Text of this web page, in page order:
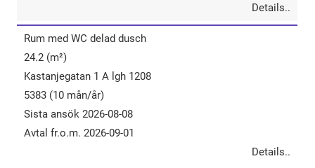
Details..
Rum​ ​med​ ​WC​ ​delad ​dusch
24.2 (m²)
Kastanjegatan 1 A lgh 1208
5383 (10 mån/år)
Sista ansök 2026-08-08
Avtal fr.o.m. 2026-09-01
Details..